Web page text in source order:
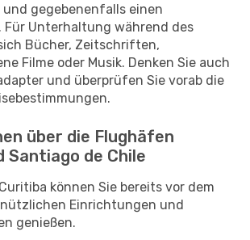
und gegebenenfalls einen
Für Unterhaltung während des
Bücher, Zeitschriften,
Filme oder Musik. Denken Sie auch
und überprüfen Sie vorab die
über die Flughäfen
Santiago de Chile
können Sie bereits vor dem
Einrichtungen und
genießen.